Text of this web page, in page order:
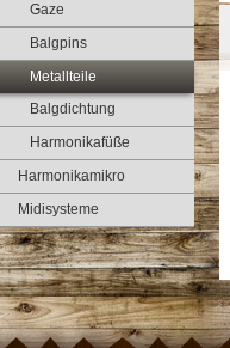
Gaze
Balgpins
Metallteile
Balgdichtung
Harmonikafüße
Harmonikamikro
Midisysteme